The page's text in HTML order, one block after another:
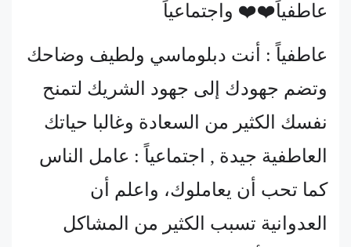
عاطفياً❤️❤️ واجتماعياً
عاطفياً : أنت دبلوماسي ولطيف وضاحك
وتضم جهودك إلى جهود الشريك لتمنح
نفسك الكثير من السعادة وغالبا حياتك
العاطفية جيدة , اجتماعياً : عامل الناس
كما تحب أن يعاملوك، واعلم أن
العدوانية تسبب الكثير من المشاكل